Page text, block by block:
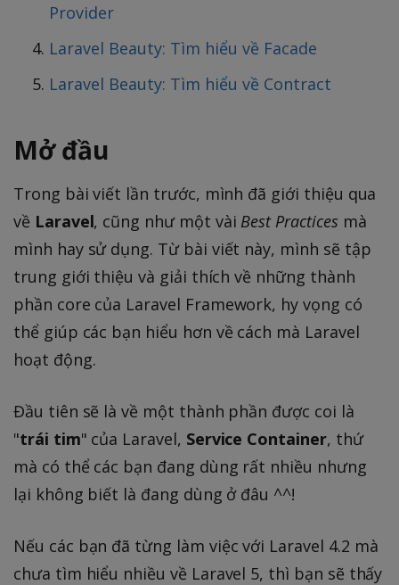
Provider
Laravel Beauty: Tìm hiểu về Facade
Laravel Beauty: Tìm hiểu về Contract
Mở đầu
Trong bài viết lần trước, mình đã giới thiệu qua
về Laravel, cũng như một vài Best Practices mà
mình hay sử dụng. Từ bài viết này, mình sẽ tập
trung giới thiệu và giải thích về những thành
phần core của Laravel Framework, hy vọng có
thể giúp các bạn hiểu hơn về cách mà Laravel
hoạt động.
Đầu tiên sẽ là về một thành phần được coi là
"trái tim" của Laravel, Service Container, thứ
mà có thể các bạn đang dùng rất nhiều nhưng
lại không biết là đang dùng ở đâu ^^!
Nếu các bạn đã từng làm việc với Laravel 4.2 mà
chưa tìm hiểu nhiều về Laravel 5, thì bạn sẽ thấy